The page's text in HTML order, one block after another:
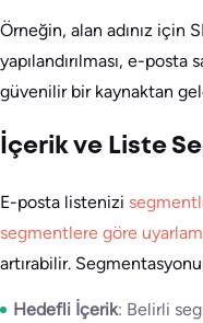
Örneğin, alan adınız için
yapılandırılması, e-posta
güvenilir bir kaynaktan
İçerik ve Liste
E-posta listenizi
segmentlere göre
artırabilir.
Hedefli İçerik: Belirli